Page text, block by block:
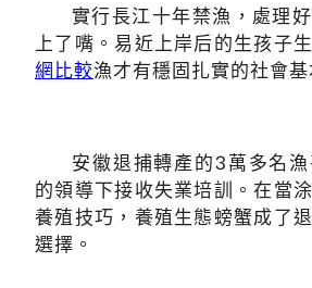
實行長江十年禁漁，處理
上了嘴。易近上岸后的生孩子
網比較漁才有穩固扎實的社會基
安徽退捕轉產的3萬多名
的領導下接收失業培訓。在當
養殖技巧，養殖生態螃蟹成了
選擇。